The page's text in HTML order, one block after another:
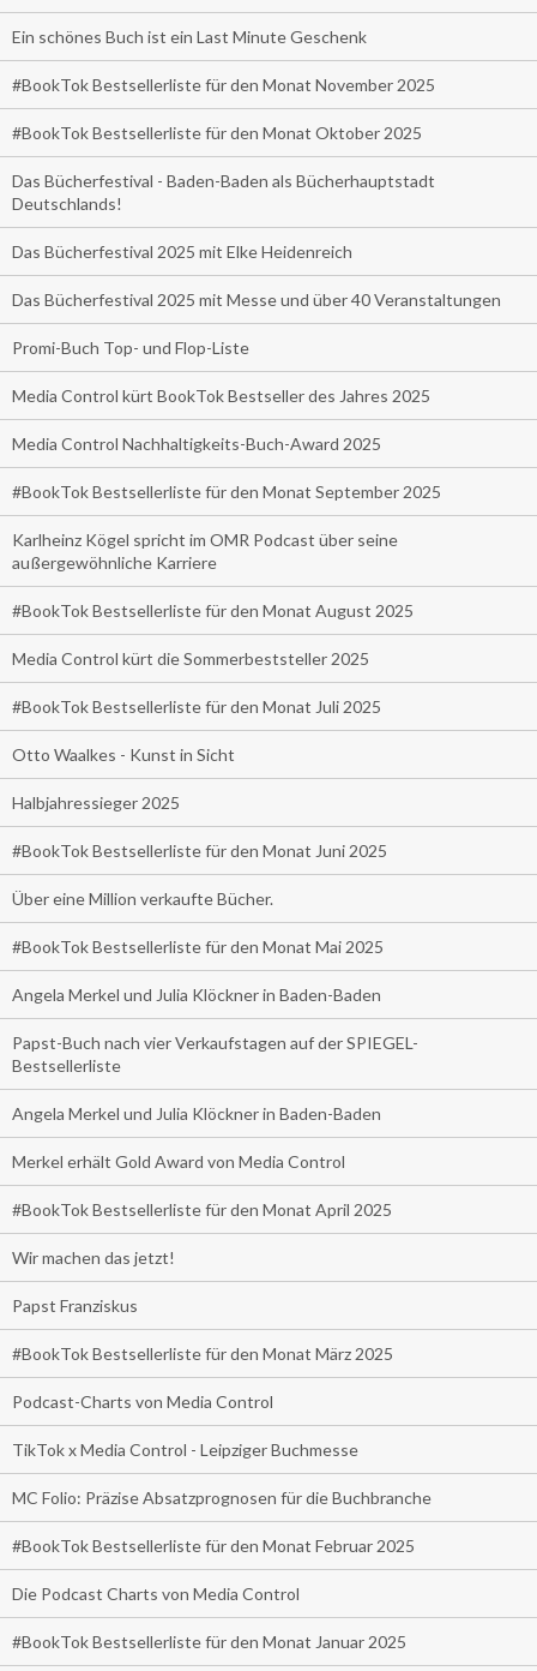
Ein schönes Buch ist ein Last Minute Geschenk
#BookTok Bestsellerliste für den Monat November 2025
#BookTok Bestsellerliste für den Monat Oktober 2025
Das Bücherfestival - Baden-Baden als Bücherhauptstadt
Deutschlands!
Das Bücherfestival 2025 mit Elke Heidenreich
Das Bücherfestival 2025 mit Messe und über 40 Veranstaltungen
Promi-Buch Top- und Flop-Liste
Media Control kürt BookTok Bestseller des Jahres 2025
Media Control Nachhaltigkeits-Buch-Award 2025
#BookTok Bestsellerliste für den Monat September 2025
Karlheinz Kögel spricht im OMR Podcast über seine
außergewöhnliche Karriere
#BookTok Bestsellerliste für den Monat August 2025
Media Control kürt die Sommerbeststeller 2025
#BookTok Bestsellerliste für den Monat Juli 2025
Otto Waalkes - Kunst in Sicht
Halbjahressieger 2025
#BookTok Bestsellerliste für den Monat Juni 2025
Über eine Million verkaufte Bücher.
#BookTok Bestsellerliste für den Monat Mai 2025
Angela Merkel und Julia Klöckner in Baden-Baden
Papst-Buch nach vier Verkaufstagen auf der SPIEGEL-
Bestsellerliste
Angela Merkel und Julia Klöckner in Baden-Baden
Merkel erhält Gold Award von Media Control
#BookTok Bestsellerliste für den Monat April 2025
Wir machen das jetzt!
Papst Franziskus
#BookTok Bestsellerliste für den Monat März 2025
Podcast-Charts von Media Control
TikTok x Media Control - Leipziger Buchmesse
MC Folio: Präzise Absatzprognosen für die Buchbranche
#BookTok Bestsellerliste für den Monat Februar 2025
Die Podcast Charts von Media Control
#BookTok Bestsellerliste für den Monat Januar 2025